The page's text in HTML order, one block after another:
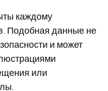
каждому
Подобная данные не
и может
или